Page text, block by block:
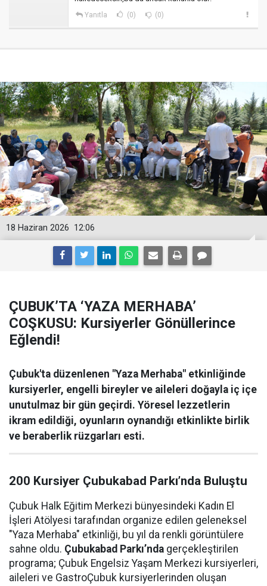
Yanıtla (0) (0)
12:06
18 Haziran 2026
ÇUBUK’TA ‘YAZA MERHABA’
COŞKUSU: Kursiyerler Gönüllerince
Eğlendi!
Çubuk'ta düzenlenen "Yaza Merhaba" etkinliğinde
kursiyerler, engelli bireyler ve aileleri doğayla iç içe
unutulmaz bir gün geçirdi. Yöresel lezzetlerin
ikram edildiği, oyunların oynandığı etkinlikte birlik
ve beraberlik rüzgarları esti.
200 Kursiyer Çubukabad Parkı’nda Buluştu
Çubuk Halk Eğitim Merkezi bünyesindeki Kadın El
İşleri Atölyesi tarafından organize edilen geleneksel
"Yaza Merhaba" etkinliği, bu yıl da renkli görüntülere
sahne oldu. Çubukabad Parkı’nda gerçekleştirilen
programa; Çubuk Engelsiz Yaşam Merkezi kursiyerleri,
aileleri ve GastroÇubuk kursiyerlerinden oluşan